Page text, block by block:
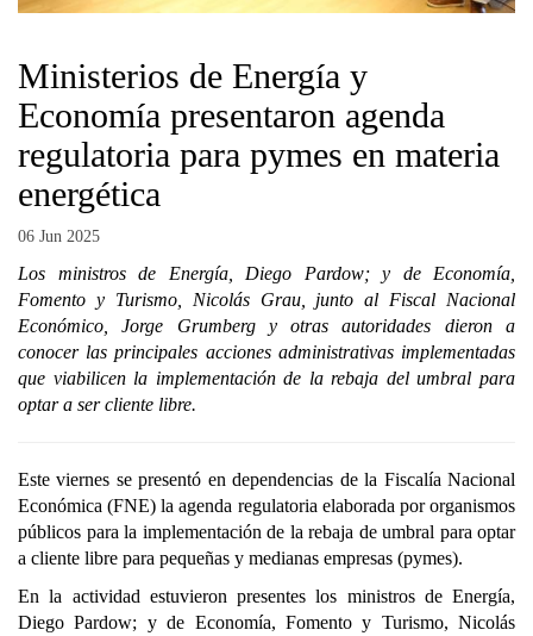
Ministerios de Energía y
Economía presentaron agenda
regulatoria para pymes en materia
energética
06 Jun 2025
Los ministros de Energía, Diego Pardow; y de Economía,
Fomento y Turismo, Nicolás Grau, junto al Fiscal Nacional
Económico, Jorge Grumberg y otras autoridades dieron a
conocer las principales acciones administrativas implementadas
que viabilicen la implementación de la rebaja del umbral para
optar a ser cliente libre.
Este viernes se presentó en dependencias de la Fiscalía Nacional
Económica (FNE) la agenda regulatoria elaborada por organismos
públicos para la implementación de la rebaja de umbral para optar
a cliente libre para pequeñas y medianas empresas (pymes).
En la actividad estuvieron presentes los ministros de Energía,
Diego Pardow; y de Economía, Fomento y Turismo, Nicolás